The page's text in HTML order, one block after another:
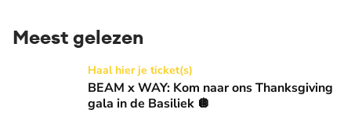
Meest gelezen
BEAM x WAY: Kom naar ons Thanksgiving gala in de
Haal hier je ticket(s)
BEAM x WAY: Kom naar ons Thanksgiving
gala in de Basiliek 🪩